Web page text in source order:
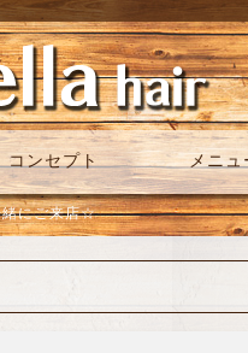
コンセプト メニュ
緒にご来店☆